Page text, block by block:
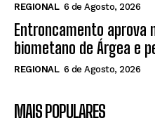
REGIONAL 6 de Agosto, 2026
Entroncamento aprova
biometano de Árgea e
REGIONAL 6 de Agosto, 2026
MAIS POPULARES